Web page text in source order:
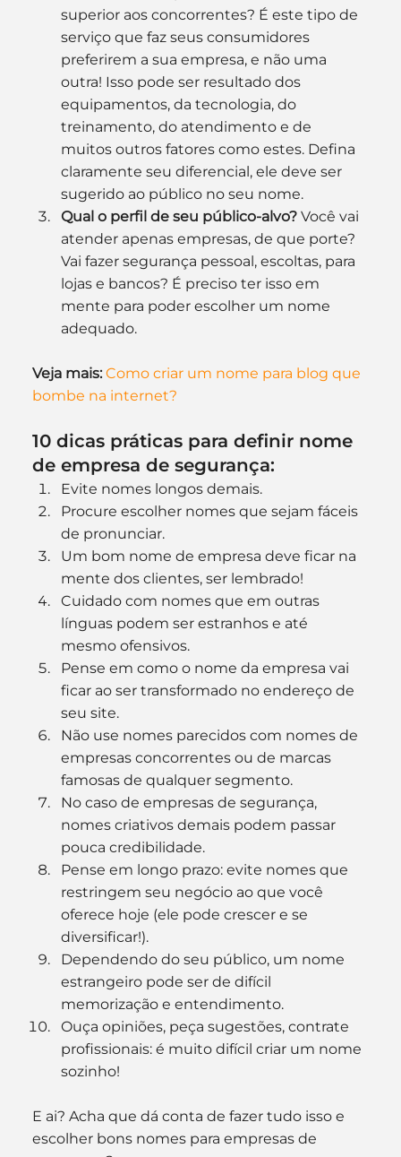
superior aos concorrentes? É este tipo de
serviço que faz seus consumidores
preferirem a sua empresa, e não uma
outra! Isso pode ser resultado dos
equipamentos, da tecnologia, do
treinamento, do atendimento e de
muitos outros fatores como estes. Defina
claramente seu diferencial, ele deve ser
sugerido ao público no seu nome.
Qual o perfil de seu público-alvo? Você vai
atender apenas empresas, de que porte?
Vai fazer segurança pessoal, escoltas, para
lojas e bancos? É preciso ter isso em
mente para poder escolher um nome
adequado.
Veja mais: Como criar um nome para blog que
bombe na internet?
10 dicas práticas para definir nome
de empresa de segurança:
Evite nomes longos demais.
Procure escolher nomes que sejam fáceis
de pronunciar.
Um bom nome de empresa deve ficar na
mente dos clientes, ser lembrado!
Cuidado com nomes que em outras
línguas podem ser estranhos e até
mesmo ofensivos.
Pense em como o nome da empresa vai
ficar ao ser transformado no endereço de
seu site.
Não use nomes parecidos com nomes de
empresas concorrentes ou de marcas
famosas de qualquer segmento.
No caso de empresas de segurança,
nomes criativos demais podem passar
pouca credibilidade.
Pense em longo prazo: evite nomes que
restringem seu negócio ao que você
oferece hoje (ele pode crescer e se
diversificar!).
Dependendo do seu público, um nome
estrangeiro pode ser de difícil
memorização e entendimento.
Ouça opiniões, peça sugestões, contrate
profissionais: é muito difícil criar um nome
sozinho!
E ai? Acha que dá conta de fazer tudo isso e
escolher bons nomes para empresas de